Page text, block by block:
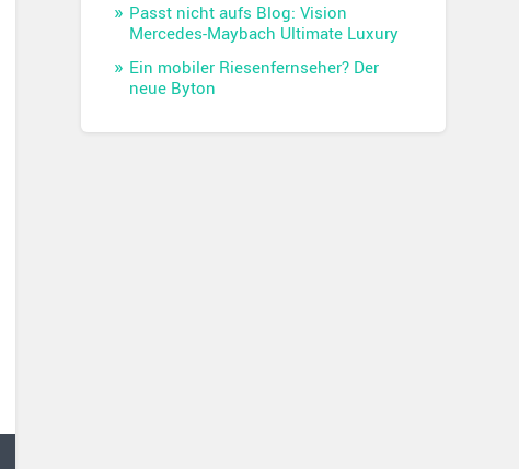
Passt nicht aufs Blog: Vision
Mercedes-Maybach Ultimate Luxury
Ein mobiler Riesenfernseher? Der
neue Byton